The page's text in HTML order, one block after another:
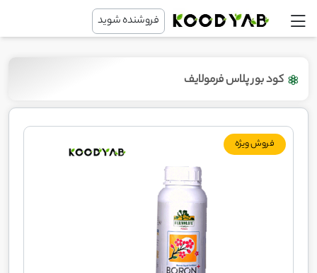
فروشنده شوید
کود بور پلاس فرمولایف
فروش ویژه